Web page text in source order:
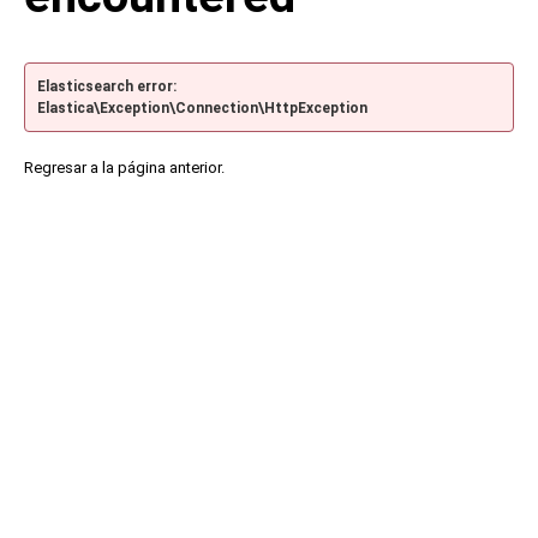
Elasticsearch error:
Elastica\Exception\Connection\HttpException
Regresar a la página anterior.